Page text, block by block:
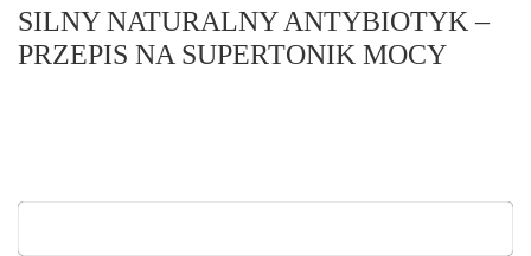
SILNY NATURALNY ANTYBIOTYK –
PRZEPIS NA SUPERTONIK MOCY